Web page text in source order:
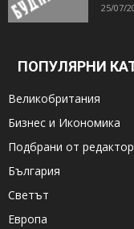
25/07/
ПОПУЛЯРНИ
Великобритания
Бизнес и Икономика
Подбрани от
България
Светът
Европа